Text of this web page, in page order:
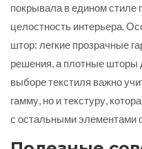
покрывала в едином стиле
целостность интерьера.
штор: легкие прозрачные
решения, а плотные шторы
выборе текстиля важно
гамму, но и текстуру,
с остальными элементами